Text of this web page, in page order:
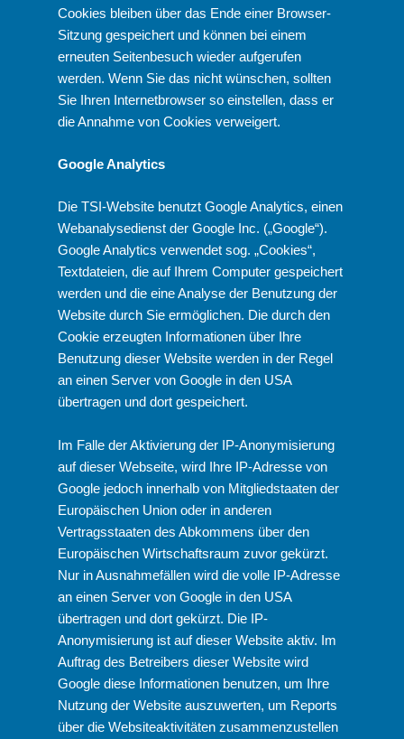
Cookies bleiben über das Ende einer Browser-
Sitzung gespeichert und können bei einem
erneuten Seitenbesuch wieder aufgerufen
werden. Wenn Sie das nicht wünschen, sollten
Sie Ihren Internetbrowser so einstellen, dass er
die Annahme von Cookies verweigert.
Google Analytics
Die TSI-Website benutzt Google Analytics, einen
Webanalysedienst der Google Inc. („Google“).
Google Analytics verwendet sog. „Cookies“,
Textdateien, die auf Ihrem Computer gespeichert
werden und die eine Analyse der Benutzung der
Website durch Sie ermöglichen. Die durch den
Cookie erzeugten Informationen über Ihre
Benutzung dieser Website werden in der Regel
an einen Server von Google in den USA
übertragen und dort gespeichert.
Im Falle der Aktivierung der IP-Anonymisierung
auf dieser Webseite, wird Ihre IP-Adresse von
Google jedoch innerhalb von Mitgliedstaaten der
Europäischen Union oder in anderen
Vertragsstaaten des Abkommens über den
Europäischen Wirtschaftsraum zuvor gekürzt.
Nur in Ausnahmefällen wird die volle IP-Adresse
an einen Server von Google in den USA
übertragen und dort gekürzt. Die IP-
Anonymisierung ist auf dieser Website aktiv. Im
Auftrag des Betreibers dieser Website wird
Google diese Informationen benutzen, um Ihre
Nutzung der Website auszuwerten, um Reports
über die Websiteaktivitäten zusammenzustellen